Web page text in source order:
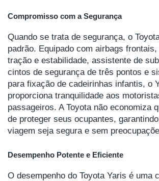
Compromisso com a Segurança
Quando se trata de segurança, o
padrão. Equipado com airbags
tração e estabilidade, assistente de
cintos de segurança de três pontos e
para fixação de cadeirinhas infantis, o
proporciona tranquilidade aos
passageiros. A Toyota não economiza
de proteger seus ocupantes,
viagem seja segura e sem
Desempenho Potente e Eficiente
O desempenho do Toyota Yaris é uma